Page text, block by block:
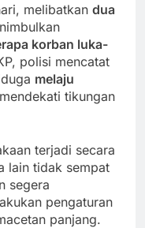
melibatkan dua
korban luka-
polisi mencatat
melaju
tikungan
terjadi secara
lain tidak sempat
segera
pengaturan
panjang.